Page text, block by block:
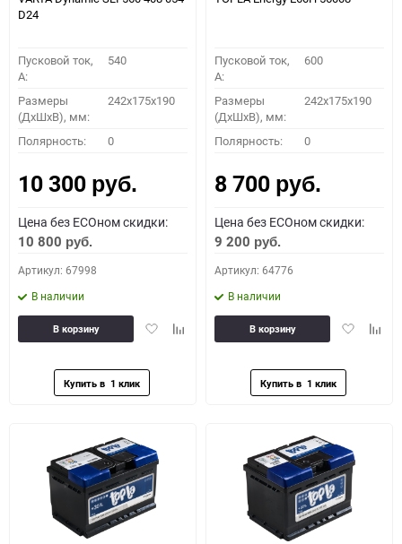
D24
Пусковой ток,
A:
540
Размеры
(ДхШхВ), мм:
242x175x190
Полярность: 0
10 300 руб.
Цена без ECOном скидки:
10 800 руб.
Артикул: 67998
В наличии
ДобавитьДобавить
В корзину
Пусковой ток,
A:
600
Размеры
(ДхШхВ), мм:
242x175x190
Полярность: 0
8 700 руб.
Цена без ECOном скидки:
9 200 руб.
Артикул: 64776
В наличии
Добавить
В корзину